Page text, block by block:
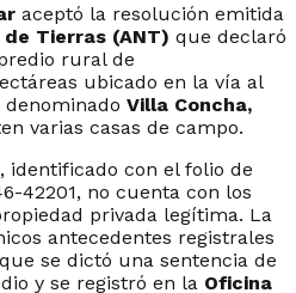
aceptó la resolución emitida
Tierras (ANT) que declaró
rural de
ubicado en la vía al
denominado Villa Concha,
varias casas de campo.
identificado con el folio de
42201, no cuenta con los
privada legítima. La
antecedentes registrales
se dictó una sentencia de
y se registró en la Oficina